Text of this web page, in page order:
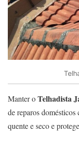
Manter oTelhadista
de reparos
quente e seco e